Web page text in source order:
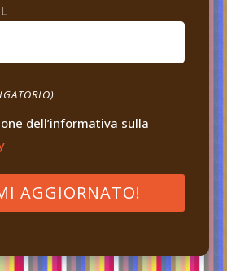
dell’informativa sulla
AGGIORNATO!